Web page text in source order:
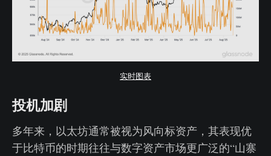
实时图表
投机加剧
多年来，以太坊通常被视为风向标资产，其表现优
于比特币的时期往往与数字资产市场更广泛的“山寨